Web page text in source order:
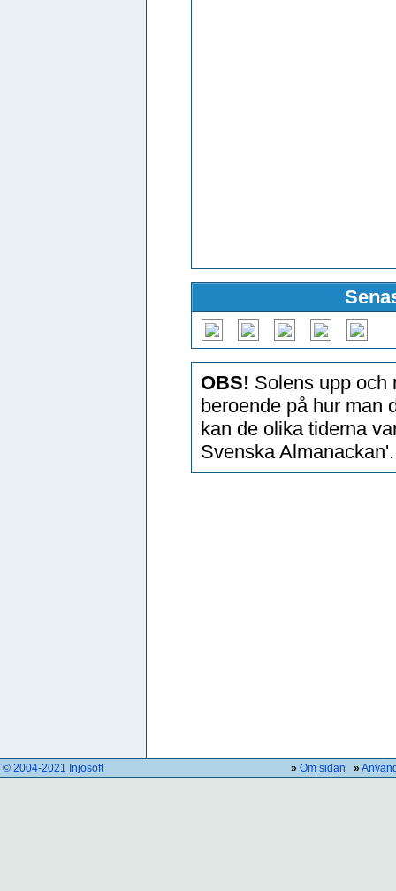
OBS! Solens upp och
beroende på hur man
kan de olika tiderna
Svenska
© 2004-2021 Injosoft » Om sidan »